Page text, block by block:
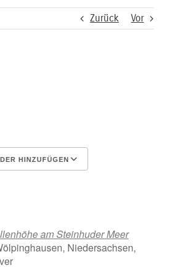
Zurück Vor
HINZUFÜGEN
am Steinhuder Meer
Niedersachsen,